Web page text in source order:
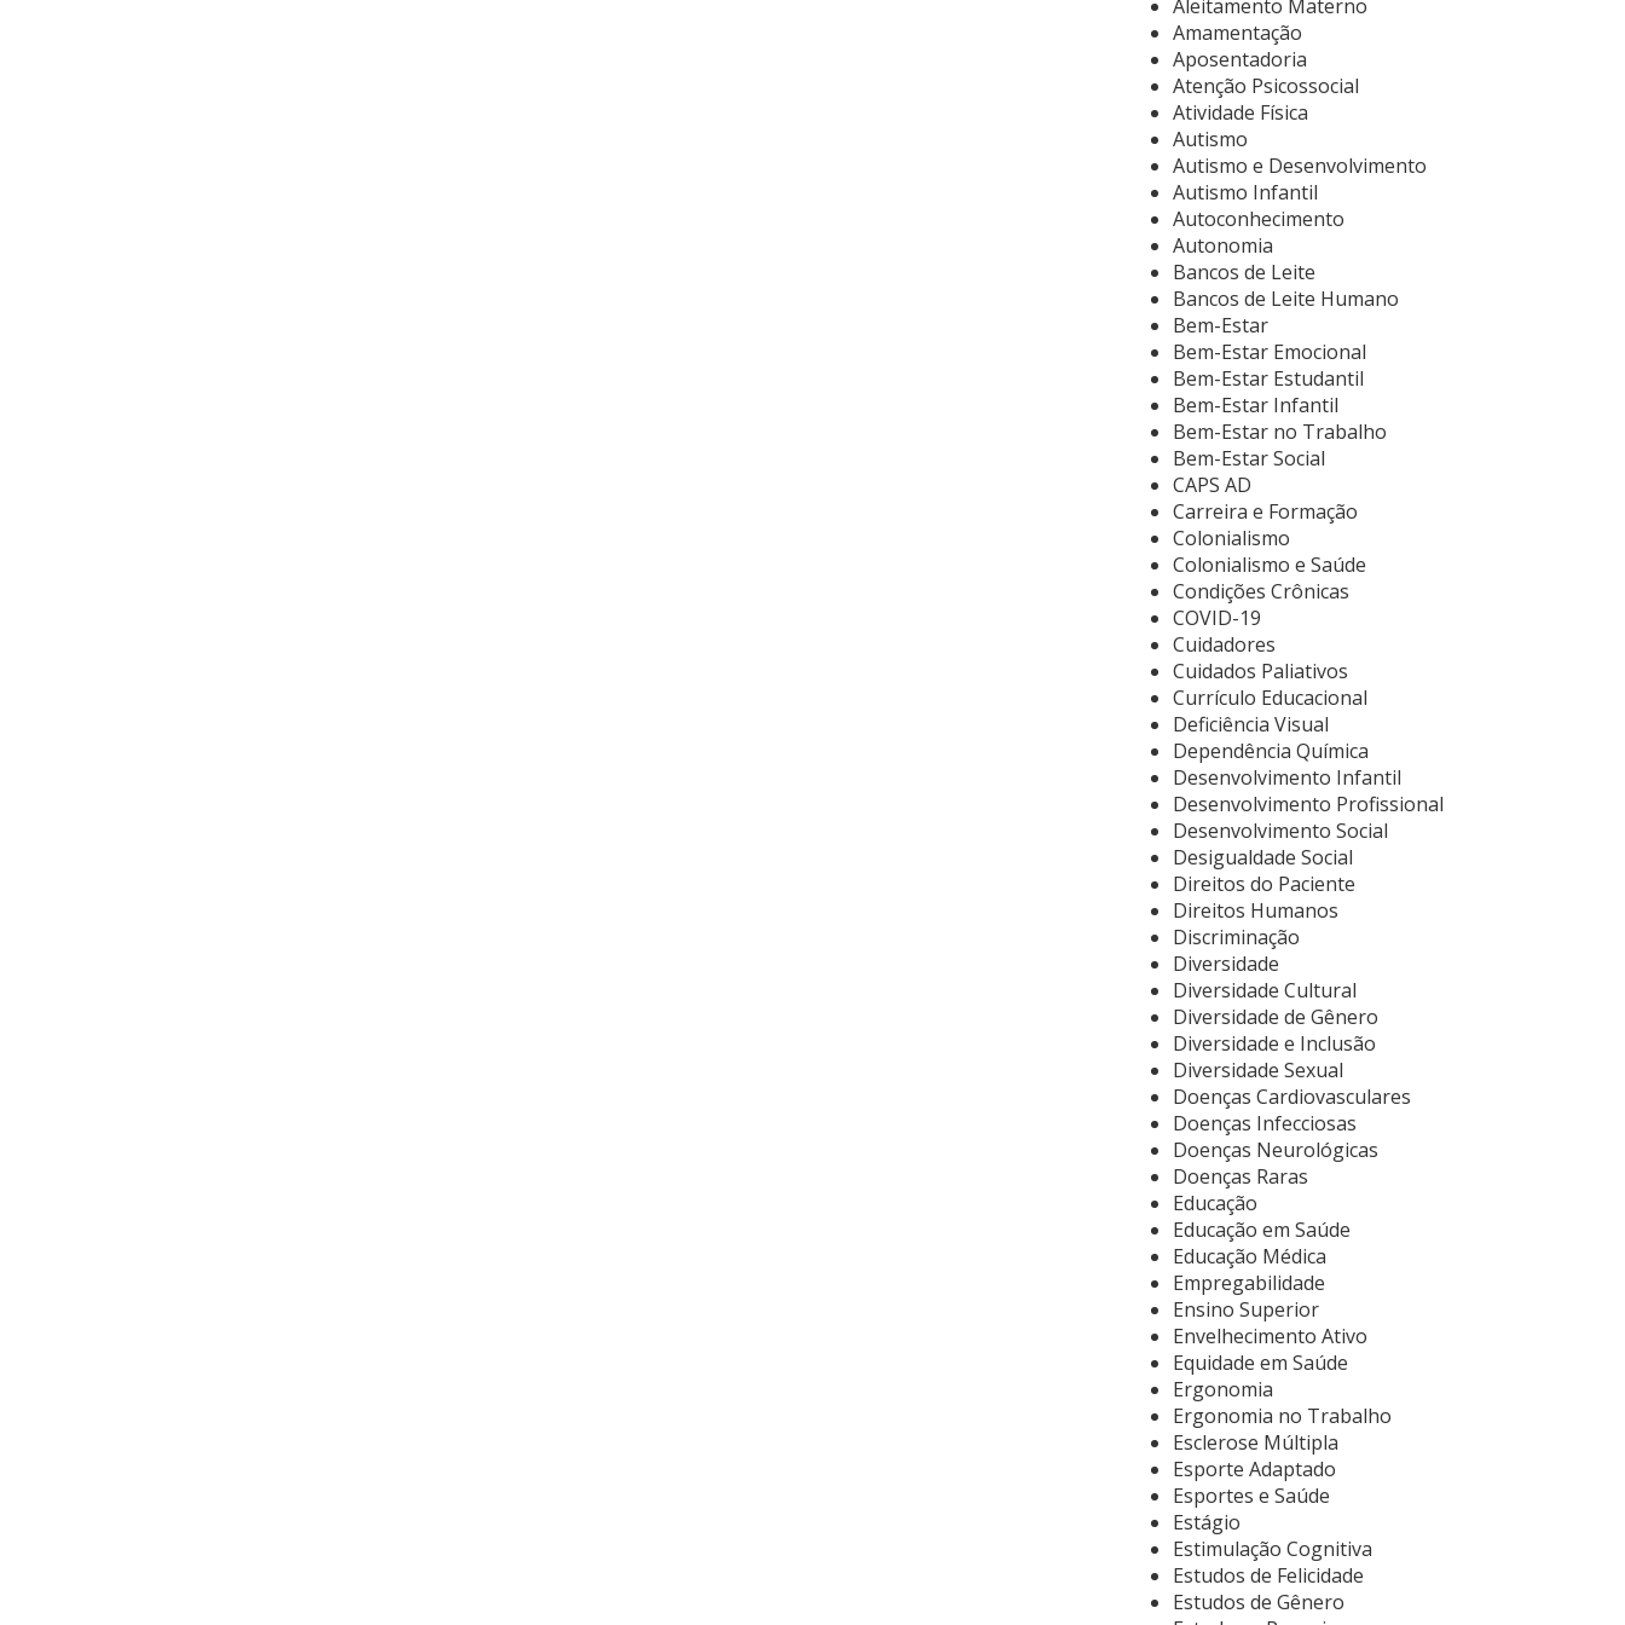
Aleitamento Materno
Amamentação
Aposentadoria
Atenção Psicossocial
Atividade Física
Autismo
Autismo e Desenvolvimento
Autismo Infantil
Autoconhecimento
Autonomia
Bancos de Leite
Bancos de Leite Humano
Bem-Estar
Bem-Estar Emocional
Bem-Estar Estudantil
Bem-Estar Infantil
Bem-Estar no Trabalho
Bem-Estar Social
CAPS AD
Carreira e Formação
Colonialismo
Colonialismo e Saúde
Condições Crônicas
COVID-19
Cuidadores
Cuidados Paliativos
Currículo Educacional
Deficiência Visual
Dependência Química
Desenvolvimento Infantil
Desenvolvimento Profissional
Desenvolvimento Social
Desigualdade Social
Direitos do Paciente
Direitos Humanos
Discriminação
Diversidade
Diversidade Cultural
Diversidade de Gênero
Diversidade e Inclusão
Diversidade Sexual
Doenças Cardiovasculares
Doenças Infecciosas
Doenças Neurológicas
Doenças Raras
Educação
Educação em Saúde
Educação Médica
Empregabilidade
Ensino Superior
Envelhecimento Ativo
Equidade em Saúde
Ergonomia
Ergonomia no Trabalho
Esclerose Múltipla
Esporte Adaptado
Esportes e Saúde
Estágio
Estimulação Cognitiva
Estudos de Felicidade
Estudos de Gênero